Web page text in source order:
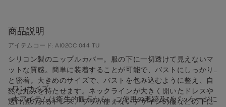
商品説明
アイテムコード: AI02CC 044 TU
シリコン製のニップルカバー。服の下に一切透けて見えないマ
ットな質感。簡単に装着することが可能で、バストにしっかり
と密着。大きめのサイズで、バストを包み込むように整え、自
然な丸みを持たせます。ネックラインが大きく開いたドレスや
透け感のあるドレス、ブラが使えないデザインの服などの下に
• ワンサイズ
• 本アイテムは衛生的観点から、ご使用の形跡及びパッケージに